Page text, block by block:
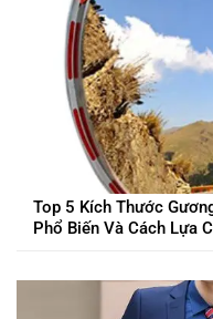
Top 5 Kích Thước
Phổ Biến Và Cách Lựa